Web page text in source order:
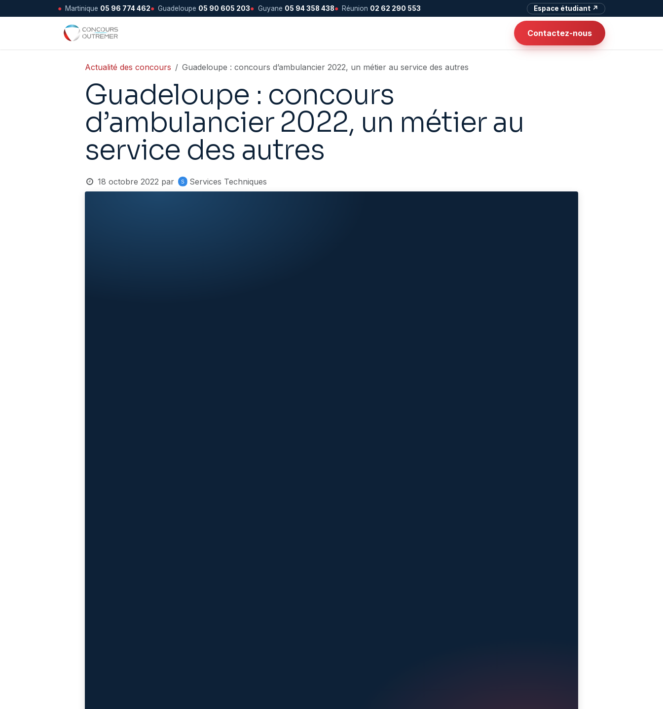
● Martinique 05 96 774 462● Guadeloupe 05 90 605 203● Guyane 05 94 358 438● Réunion 02 62 290 553 Espace étudiant ↗
Se rendre au contenu
Contactez-nous
Actualité des concours Guadeloupe : concours d’ambulancier 2022, un métier au service des autres
Guadeloupe : concours
d’ambulancier 2022, un métier au
service des autres
18 octobre 2022 par Services Techniques